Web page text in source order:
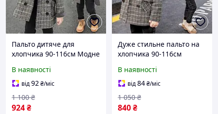
Пальто дитяче для
хлопчика 90-116см Модне
стильне
В наявності
від92₴/міс
924₴
1 100 ₴
Дуже стильне пальто на
хлопчика 90-116см
хлопчика Круте пальто
для дітей
В наявності
від84₴/міс
840₴
1 050 ₴